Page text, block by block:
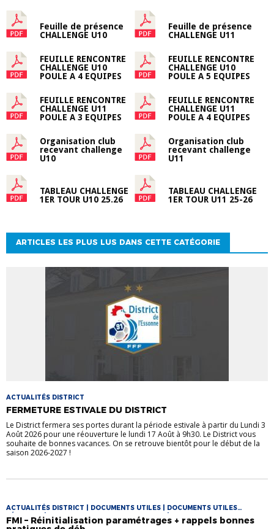
Feuille de présence
CHALLENGE U10
Feuille de présence
CHALLENGE U11
FEUILLE RENCONTRE
CHALLENGE U10
POULE A 4 EQUIPES
FEUILLE RENCONTRE
CHALLENGE U10
POULE A 5 EQUIPES
FEUILLE RENCONTRE
CHALLENGE U11
POULE A 3 EQUIPES
FEUILLE RENCONTRE
CHALLENGE U11
POULE A 4 EQUIPES
Organisation club
recevant challenge
U10
Organisation club
recevant challenge
U11
TABLEAU CHALLENGE
1ER TOUR U10 25.26
TABLEAU CHALLENGE
1ER TOUR U11 25-26
ARTICLES LES PLUS LUS DANS CETTE CATÉGORIE
ACTUALITÉS DISTRICT
FERMETURE ESTIVALE DU DISTRICT
Le District fermera ses portes durant la période estivale à partir du Lundi 3
Août 2026 pour une réouverture le lundi 17 Août à 9h30. Le District vous
souhaite de bonnes vacances. On se retrouve bientôt pour le début de la
saison 2026-2027 !
ACTUALITÉS DISTRICT | DOCUMENTS UTILES | DOCUMENTS UTILES
FÉMININES | DOCUMENTS UTILES FOOT LOISIR | DOCUMENTS UTILES
FUTSAL | VIE DES CLUBS
FMI – Réinitialisation paramétrages + rappels bonnes